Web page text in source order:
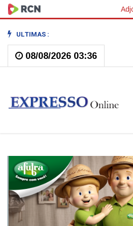
ULTIMAS :
08/08/2026 03:36